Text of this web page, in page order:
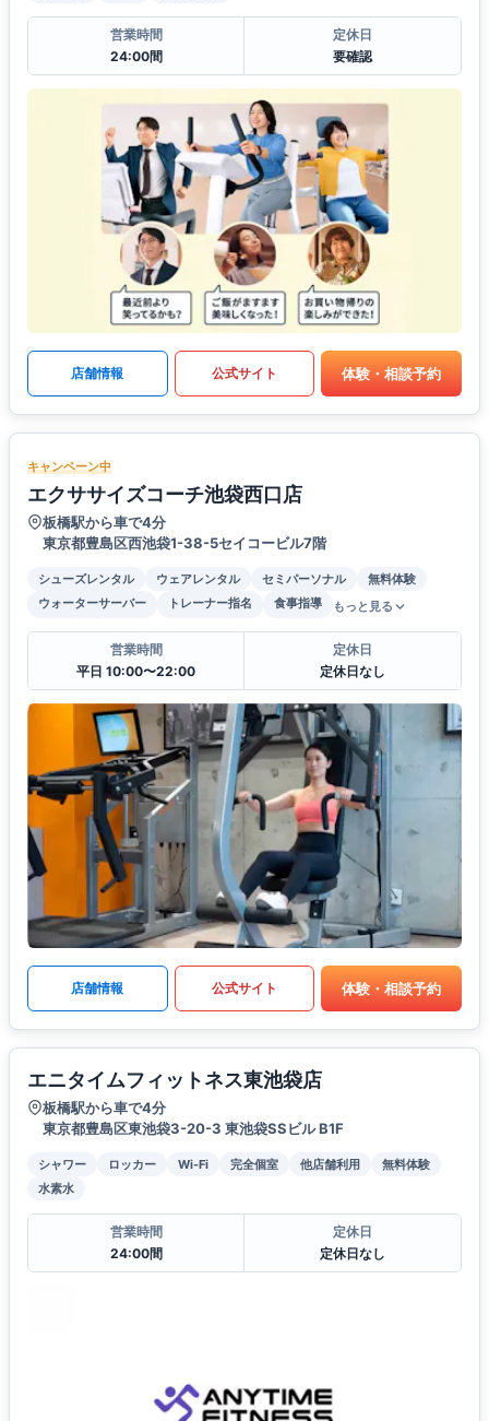
営業時間
24:00間
定休日
要確認
店舗情報 公式サイト 体験・相談予約
キャンペーン中
エクササイズコーチ池袋西口店
板橋駅から車で4分
東京都豊島区西池袋1-38-5セイコービル7階
シューズレンタル ウェアレンタル セミパーソナル
無料体験
ウォーターサーバー
トレーナー指名 食事指導 もっと見る
営業時間
平日 10:00〜22:00
定休日
定休日なし
店舗情報 公式サイト 体験・相談予約
エニタイムフィットネス東池袋店
板橋駅から車で4分
東京都豊島区東池袋3-20-3 東池袋SSビル B1F
シャワー ロッカー Wi-Fi 完全個室 他店舗利用
無料体験
水素水
営業時間
24:00間
定休日
定休日なし